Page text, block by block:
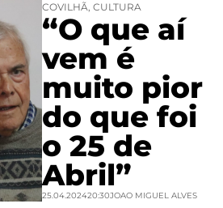
COVILHÃ, CULTURA
“O que aí
vem é
muito pior
do que foi
o 25 de
Abril”
25.04.202420:30JOAO MIGUEL ALVES